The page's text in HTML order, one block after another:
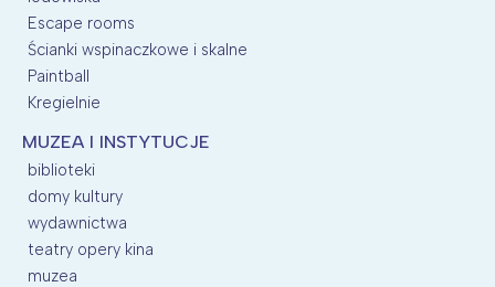
Escape rooms
Ścianki wspinaczkowe i skalne
Paintball
Kregielnie
MUZEA I INSTYTUCJE
biblioteki
domy kultury
wydawnictwa
teatry opery kina
muzea